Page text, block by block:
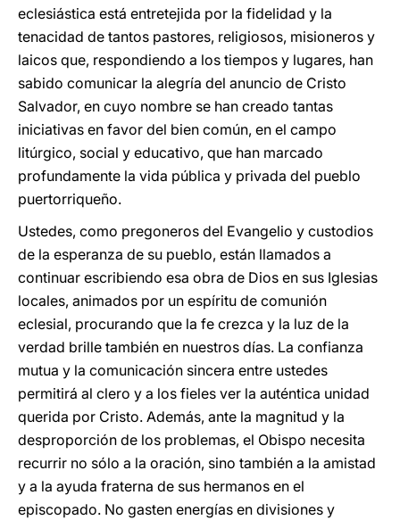
eclesiástica está entretejida por la fidelidad y la
tenacidad de tantos pastores, religiosos, misioneros y
laicos que, respondiendo a los tiempos y lugares, han
sabido comunicar la alegría del anuncio de Cristo
Salvador, en cuyo nombre se han creado tantas
iniciativas en favor del bien común, en el campo
litúrgico, social y educativo, que han marcado
profundamente la vida pública y privada del pueblo
puertorriqueño.
Ustedes, como pregoneros del Evangelio y custodios
de la esperanza de su pueblo, están llamados a
continuar escribiendo esa obra de Dios en sus Iglesias
locales, animados por un espíritu de comunión
eclesial, procurando que la fe crezca y la luz de la
verdad brille también en nuestros días. La confianza
mutua y la comunicación sincera entre ustedes
permitirá al clero y a los fieles ver la auténtica unidad
querida por Cristo. Además, ante la magnitud y la
desproporción de los problemas, el Obispo necesita
recurrir no sólo a la oración, sino también a la amistad
y a la ayuda fraterna de sus hermanos en el
episcopado. No gasten energías en divisiones y